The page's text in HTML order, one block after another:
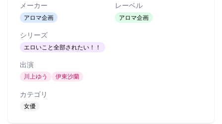
メーカー
アロマ企画
レーベル
アロマ企画
シリーズ
エロいこと全部されたい！！
出演
川上ゆう 伊東沙蘭
カテゴリ
女優